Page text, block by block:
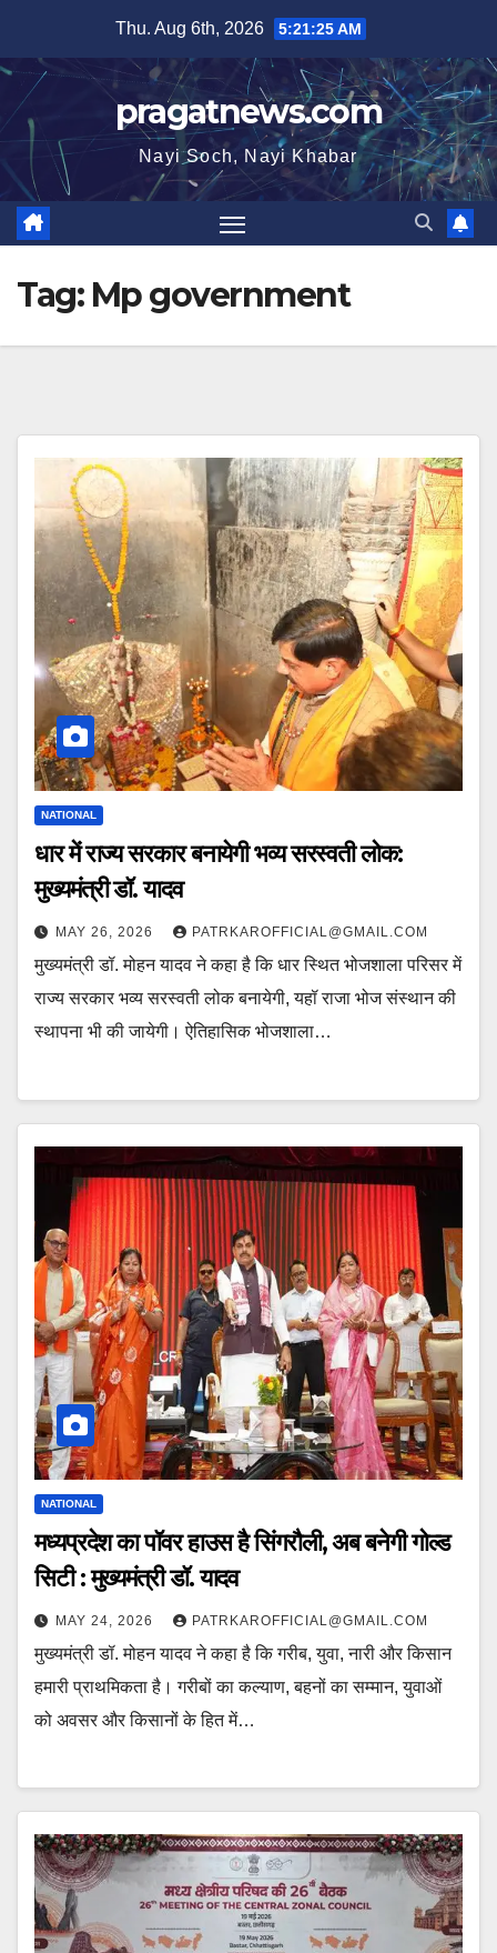
content
Thu. Aug 6th, 2026 5:21:27 AM
pragatnews.com
Nayi Soch, Nayi Khabar
Tag: Mp government
NATIONAL
धार में राज्य सरकार बनायेगी भव्य सरस्वती लोक:
मुख्यमंत्री डॉ. यादव
MAY 26, 2026 PATRKAROFFICIAL@GMAIL.COM
मुख्यमंत्री डॉ. मोहन यादव ने कहा है कि धार स्थित भोजशाला परिसर में
राज्य सरकार भव्य सरस्वती लोक बनायेगी, यहॉ राजा भोज संस्थान की
स्थापना भी की जायेगी। ऐतिहासिक भोजशाला…
NATIONAL
मध्यप्रदेश का पॉवर हाउस है सिंगरौली, अब बनेगी गोल्ड
सिटी : मुख्यमंत्री डॉ. यादव
MAY 24, 2026 PATRKAROFFICIAL@GMAIL.COM
मुख्यमंत्री डॉ. मोहन यादव ने कहा है कि गरीब, युवा, नारी और किसान
हमारी प्राथमिकता है। गरीबों का कल्याण, बहनों का सम्मान, युवाओं
को अवसर और किसानों के हित में…